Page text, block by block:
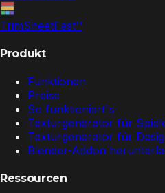
TrimSheetFast™
Produkt
Funktionen
Preise
So funktioniert's
Texturgenerator für
Texturgenerator für
Blender-Addon
Ressourcen